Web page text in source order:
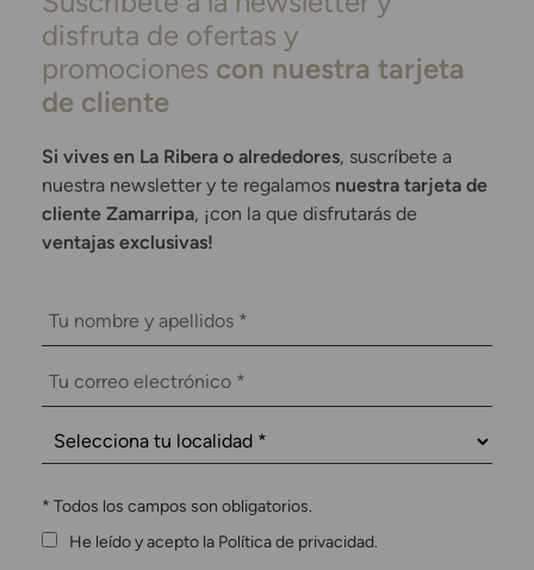
disfruta de ofertas y
promociones con nuestra tarjeta
de cliente
Si vives en La Ribera o alrededores, suscríbete a
nuestra newsletter y te regalamos nuestra tarjeta de
cliente Zamarripa, ¡con la que disfrutarás de
ventajas exclusivas!
* Todos los campos son obligatorios.
He leído y acepto la Política de privacidad.